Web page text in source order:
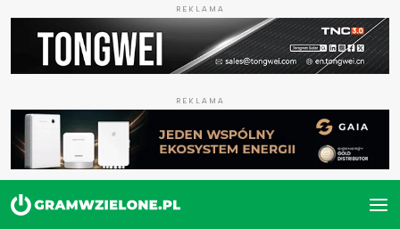
REKLAMA
REKLAMA